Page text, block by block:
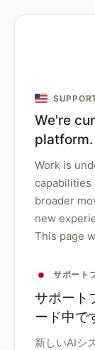
We're
platform.
Work is
capabilities
broader
new
This page
サポート
サポート
ード中で
新しいAIシ